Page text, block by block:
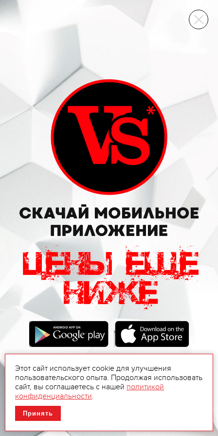
ВИННЫЙ СКЛАД
Этот сайт использует cookie для улучшения
пользовательского опыта. Продолжая использовать
сайт, вы соглашаетесь с нашей политикой
конфиденциальности.
Принять